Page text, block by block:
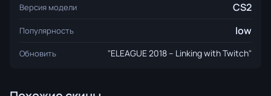
Версия модели CS2
Популярность low
Обновить "ELEAGUE 2018 – Linking with Twitch"